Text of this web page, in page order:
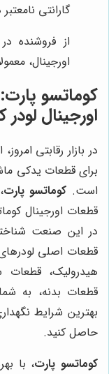
گارانتی نامعتبر
از فروشنده
اورجینال،
کوماتسو پارت
اورجینال
در بازار رقابتی
برای قطعات یدکی
است. کوماتسو پارت
قطعات اورجینال
در این صنعت
قطعات اصلی
هیدرولیک، قطعات
قطعات بدنه، به
بهترین شرایط
حاصل کنید.
کوماتسو پارت، با